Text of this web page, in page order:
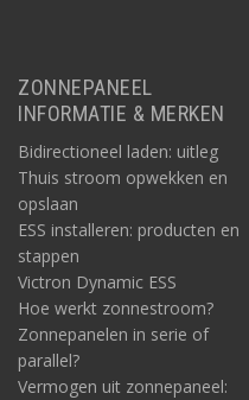
ZONNEPANEEL
INFORMATIE & MERKEN
Bidirectioneel laden: uitleg
Thuis stroom opwekken en
opslaan
ESS installeren: producten en
stappen
Victron Dynamic ESS
Hoe werkt zonnestroom?
Zonnepanelen in serie of
parallel?
Vermogen uit zonnepaneel: